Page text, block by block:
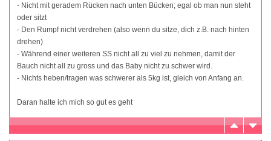
- Nicht mit geradem Rücken nach unten Bücken; egal ob man nun steht
oder sitzt
- Den Rumpf nicht verdrehen (also wenn du sitze, dich z.B. nach hinten
drehen)
- Während einer weiteren SS nicht all zu viel zu nehmen, damit der
Bauch nicht all zu gross und das Baby nicht zu schwer wird.
- Nichts heben/tragen was schwerer als 5kg ist, gleich von Anfang an.
Daran halte ich mich so gut es geht